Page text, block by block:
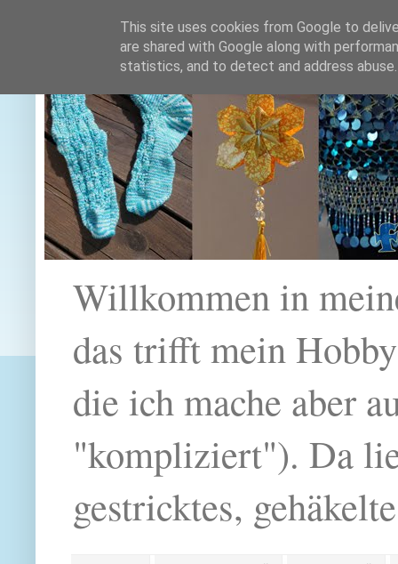
Willkommen in
das trifft mein
die ich mache aber
"kompliziert"). Da
gestricktes,
This site uses cookies from Google to
are shared with Google along with
statistics, and to detect and address abuse.